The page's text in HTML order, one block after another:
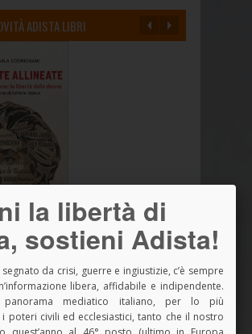
ADISTA LIBRI
la libertà di
sostieni Adista!
da crisi, guerre e ingiustizie, c’è sempre
libera, affidabile e indipendente.
panorama mediatico italiano, per lo più
poteri civili ed ecclesiastici, tanto che il nostro